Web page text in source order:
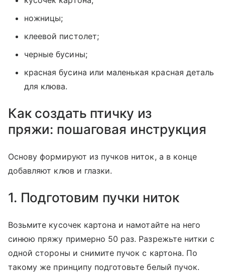
ножницы;
клеевой пистолет;
черные бусины;
красная бусина или маленькая красная деталь
для клюва.
Как создать птичку из
пряжи: пошаговая инструкция
Основу формируют из пучков ниток, а в конце
добавляют клюв и глазки.
1. Подготовим пучки ниток
Возьмите кусочек картона и намотайте на него
синюю пряжу примерно 50 раз. Разрежьте нитки с
одной стороны и снимите пучок с картона. По
такому же принципу подготовьте белый пучок.